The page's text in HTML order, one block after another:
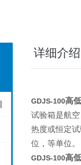
详细介绍
GDJS-100高
试验箱是航
热度或恒定
位，等单位。
GDJS-100高